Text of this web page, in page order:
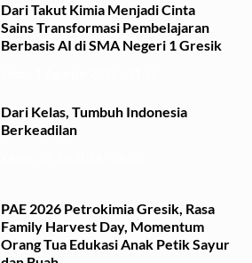
Dari Takut Kimia Menjadi Cinta
Sains Transformasi Pembelajaran
Berbasis AI di SMA Negeri 1 Gresik
Dari Kelas, Tumbuh Indonesia
Berkeadilan
PAE 2026 Petrokimia Gresik, Rasa
Family Harvest Day, Momentum
Orang Tua Edukasi Anak Petik Sayur